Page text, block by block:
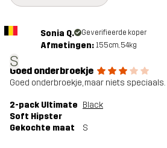
S
Sonia Q. Geverifieerde koper
Afmetingen: 155cm, 54kg
Goed onderbroekje
Goed onderbroekje, maar niets speciaals.
2-pack Ultimate
Soft Hipster
Black
Gekochte maat S